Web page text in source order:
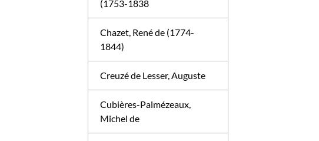
(1753-1838
Chazet, René de (1774-
1844)
Creuzé de Lesser, Auguste
Cubières-Palmézeaux,
Michel de